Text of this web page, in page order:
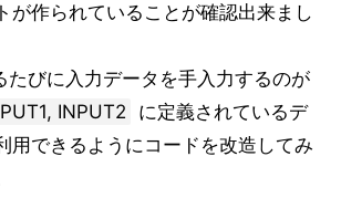
が作られていることが確認出来まし
びに入力データを手入力するのが
INPUT2
に定義されているデ
用できるようにコードを改造してみ